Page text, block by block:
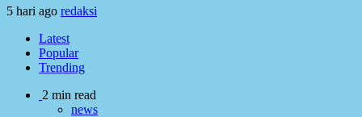
5 hari ago redaksi
Latest
Popular
Trending
2 min read
news